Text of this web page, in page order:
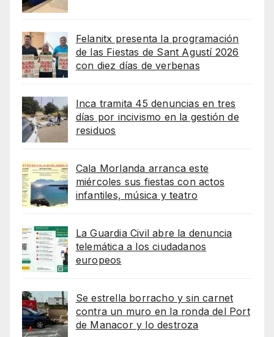
Felanitx presenta la programación
de las Fiestas de Sant Agustí 2026
con diez días de verbenas
Inca tramita 45 denuncias en tres
días por incivismo en la gestión de
residuos
Cala Morlanda arranca este
miércoles sus fiestas con actos
infantiles, música y teatro
La Guardia Civil abre la denuncia
telemática a los ciudadanos
europeos
Se estrella borracho y sin carnet
contra un muro en la ronda del Port
de Manacor y lo destroza